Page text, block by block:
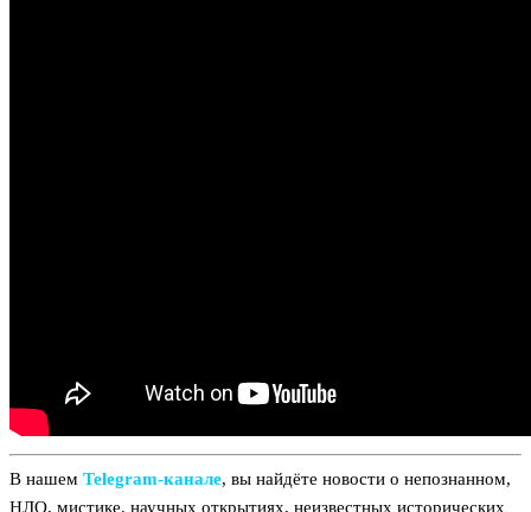
В нашем Telegram‑канале, вы найдёте новости о непознанном,
НЛО, мистике, научных открытиях, неизвестных исторических